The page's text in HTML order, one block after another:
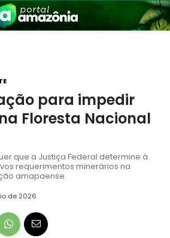
para impedir
Floresta Nacional
que a Justiça Federal determine à
requerimentos minerários na
amapaense.
de 2026